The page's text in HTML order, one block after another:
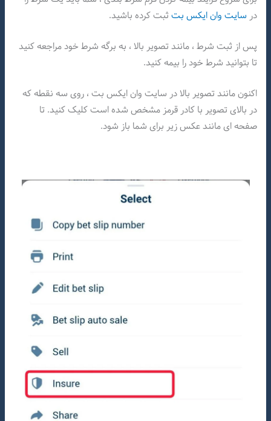
در سایت وان ایکس بت ثبت کرده باشید.
پس از ثبت شرط ، مانند تصویر بالا ، به برگه شرط خود مراجعه کنید
تا بتوانید شرط خود را بیمه کنید.
اکنون مانند تصویر بالا در سایت وان ایکس بت ، روی سه نقطه که
در بالای تصویر با کادر قرمز مشخص شده است کلیک کنید. تا
صفحه ای مانند عکس زیر برای شما باز شود.